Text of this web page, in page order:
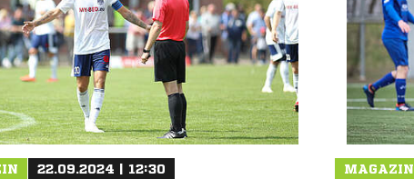
NACHRICHT SENDEN
* Pflichtfelder
22.09.2024 | 12:30 MAGAZIN